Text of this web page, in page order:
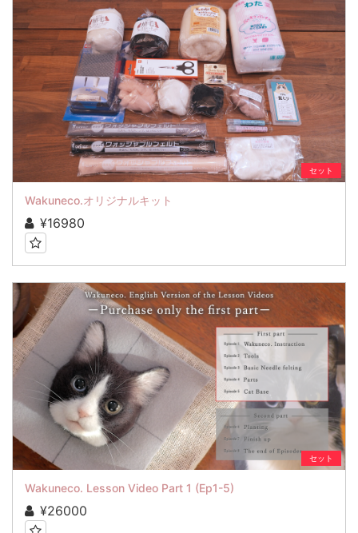
セット
Wakuneco.オリジナルキット
¥16980
セット
Wakuneco. Lesson Video Part 1 (Ep1-5)
¥26000